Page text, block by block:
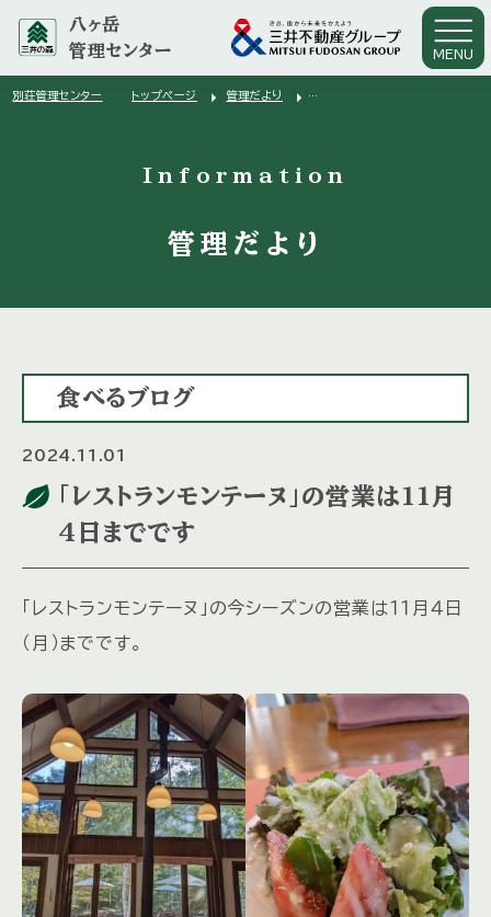
八ヶ岳
管理センター
MENU
別荘管理センター トップページ arrow_right 管理だより arrow_right
Information
管理だより
食べるブログ
2024.11.01
「レストランモンテーヌ」の営業は11月
4日までです
「レストランモンテーヌ」の今シーズンの営業は１１月４日
（月）までです。